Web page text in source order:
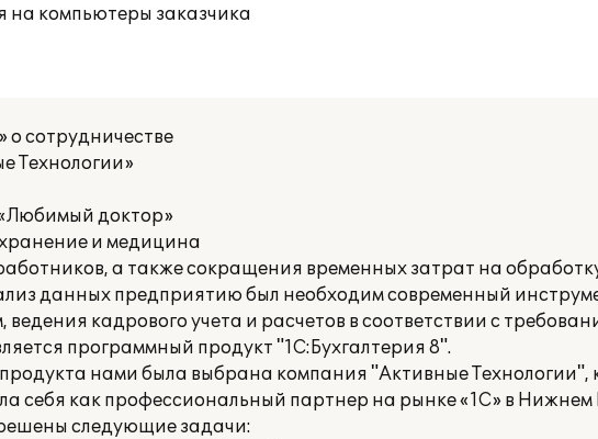
на компьютеры заказчика
сотрудничестве
Технологии»
доктор»
и медицина
а также сокращения временных затрат на
данных предприятию был необходим современный
кадрового учета и расчетов в соответствии с
программный продукт "1С:Бухгалтерия 8".
нами была выбрана компания "Активные Технологии",
себя как профессиональный партнер на рынке «1С» в Нижнем
следующие задачи: